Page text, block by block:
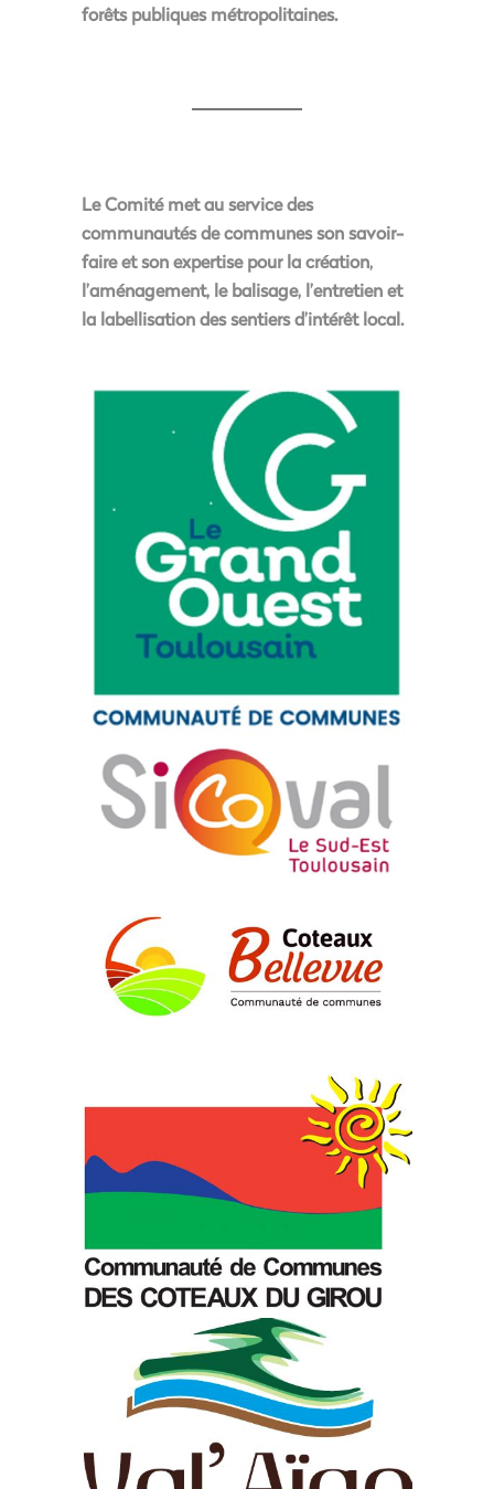
forêts publiques métropolitaines.
Le Comité met au service des
communautés de communes son savoir-
faire et son expertise pour la création,
l’aménagement, le balisage, l’entretien et
la labellisation des sentiers d’intérêt local.